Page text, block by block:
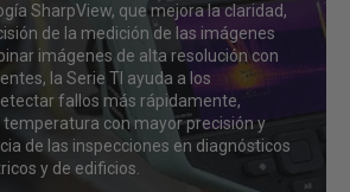
SharpView, que mejora la claridad,
de la medición de las imágenes
imágenes de alta resolución con
la Serie TI ayuda a los
fallos más rápidamente,
con mayor precisión y
de las inspecciones en diagnósticos
y de edificios.